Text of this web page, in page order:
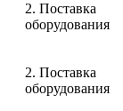
2. Поставка
оборудования
2. Поставка
оборудования